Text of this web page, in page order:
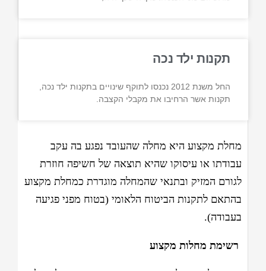
מחלת מקצוע היא מחלה שהעובד נפגע בה עקב
עבודתו או עיסוקו שהיא תוצאה של חשיפה חוזרת
לגורם המזיק ובתנאי שהמחלה מוגדרת כמחלת מקצוע
בהתאם לתקנות הביטוח הלאומי (בטוח מפני פגיעה
בעבודה).
רשימת מחלות מקצוע
תקנות ילד נכה
החל משנת 2012 נכנסו לתוקף שינויים בתקנות ילד נכה,
תקנות אשר הרחיבו את מקבלי הקצבה.